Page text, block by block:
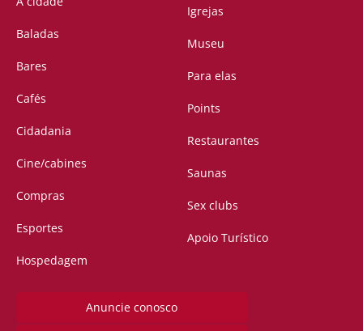
Baladas
Bares
Cafés
Cidadania
Cine/cabines
Compras
Esportes
Hospedagem
Igrejas
Museu
Para elas
Points
Restaurantes
Saunas
Sex clubs
Apoio Turístico
Anuncie conosco